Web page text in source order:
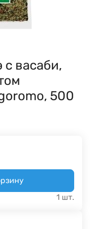
васаби,
500
1 шт.